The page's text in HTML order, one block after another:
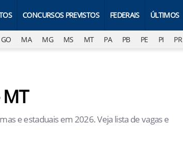
CONCURSOS PREVISTOS FEDERAIS ÚLTIMOS
GO MA MG MS MT PA PB PE PI PR
e estaduais em 2026. Veja lista de vagas e